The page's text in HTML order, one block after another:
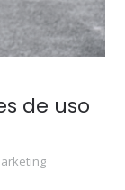
de uso